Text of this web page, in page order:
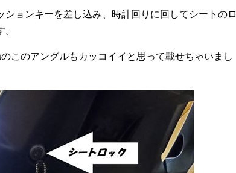
ョンキーを差し込み、時計回りに回してシートのロ
のこのアングルもカッコイイと思って載せちゃいまし